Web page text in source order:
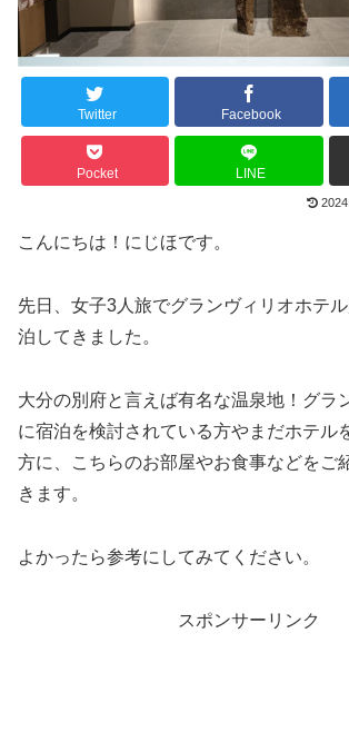
Twitter Facebook
Pocket LINE
こんにちは！にじほです。
先日、女子3人旅でグランヴィリオホテ
泊してきました。
大分の別府と言えば有名な温泉地！グラ
に宿泊を検討されている方やまだホテル
方に、こちらのお部屋やお食事などをご
きます。
よかったら参考にしてみてください。
スポンサーリンク